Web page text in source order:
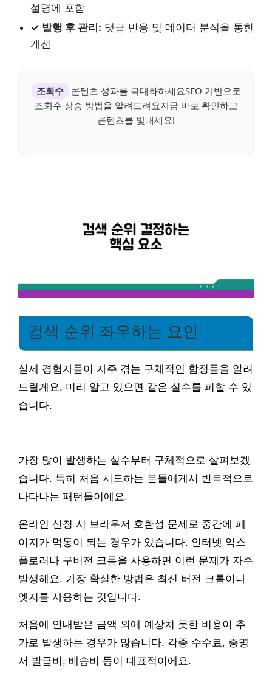
설명에 포함
✓ 발행 후 관리: 댓글 반응 및 데이터 분석을 통한
개선
조회수
콘텐츠 성과를 극대화하세요SEO 기반으로
조회수 상승 방법을 알려드려요지금 바로 확인하고
콘텐츠를 빛내세요!
검색 순위 좌우하는 요인
실제 경험자들이 자주 겪는 구체적인 함정들을 알려
드릴게요. 미리 알고 있으면 같은 실수를 피할 수 있
습니다.
가장 많이 발생하는 실수부터 구체적으로 살펴보겠
습니다. 특히 처음 시도하는 분들에게서 반복적으로
나타나는 패턴들이에요.
온라인 신청 시 브라우저 호환성 문제로 중간에 페
이지가 먹통이 되는 경우가 있습니다. 인터넷 익스
플로러나 구버전 크롬을 사용하면 이런 문제가 자주
발생해요. 가장 확실한 방법은 최신 버전 크롬이나
엣지를 사용하는 것입니다.
처음에 안내받은 금액 외에 예상치 못한 비용이 추
가로 발생하는 경우가 많습니다. 각종 수수료, 증명
서 발급비, 배송비 등이 대표적이에요.